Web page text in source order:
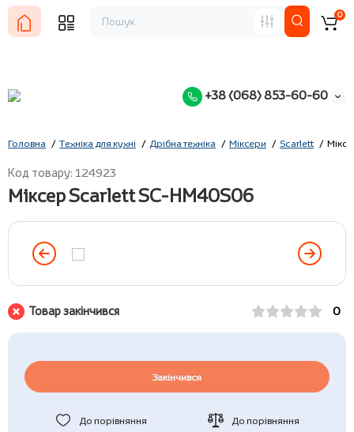
+38 (068) 853-60-60
0
Головна Техніка для кухні Дрібна техніка Міксери Scarlett
Код товару: 124923
Міксер Scarlett SC-HM40S06
Товар закінчився 0
Закінчився
До порівняння До порівняння